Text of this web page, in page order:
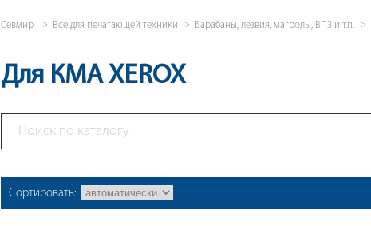
Севмир Все для печатающей техники Барабаны, лезвия, магролы, ВПЗ и т.п.
Для КМА XEROX
Сортировать: